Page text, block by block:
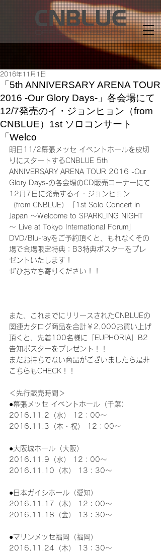
「5th ANNIVERSARY ARENA TOUR
2016 -Our Glory Days-」各会場にて
12/7発売のイ・ジョンヒョン（from
CNBLUE）1st ソロコンサート
「Welco
2016年11月1日
明日11/2幕張メッセ イベントホールを皮切
りにスタートするCNBLUE 5th
ANNIVERSARY ARENA TOUR 2016 -Our
Glory Days-の各会場のCD販売コーナーにて
12月7日に発売するイ・ジョンヒョン
（from CNBLUE）「1st Solo Concert in
Japan ～Welcome to SPARKLING NIGHT
～ Live at Tokyo International Forum」
DVD/Blu-rayをご予約頂くと、もれなくその
場で会場限定特典：B3特典ポスターをプレ
ゼントいたします！
ぜひお立ち寄りください！！
また、これまでにリリースされたCNBLUEの
関連カタログ商品を合計￥2,000お買い上げ
頂くと、先着100名様に「EUPHORIA」B2
告知ポスターをプレゼント！！
まだお持ちでない商品がございましたら是非
こちらもCHECK！！
＜先行販売時間＞
●幕張メッセ イベントホール（千葉）
2016.11.2（水） 12：00～
2016.11.3（木・祝） 12：00～
●大阪城ホール（大阪）
2016.11.9（水） 12：00～
2016.11.10（木） 13：30～
●日本ガイシホール（愛知）
2016.11.17（木） 12：00～
2016.11.18（金） 13：30～
●マリンメッセ福岡（福岡）
2016.11.24（木） 13：30～